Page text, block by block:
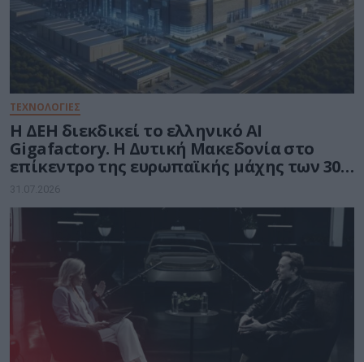
ΤΕΧΝΟΛΟΓΙΕΣ
Η ΔΕΗ διεκδικεί το ελληνικό AI
Gigafactory. Η Δυτική Μακεδονία στο
επίκεντρο της ευρωπαϊκής μάχης των 30
δισ. ευρώ για την Τεχνητή Νοημοσύνη
31.07.2026